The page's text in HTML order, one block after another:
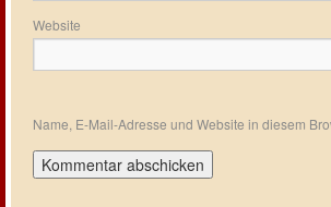
Website
Name, E-Mail-Adresse und Website in diesem